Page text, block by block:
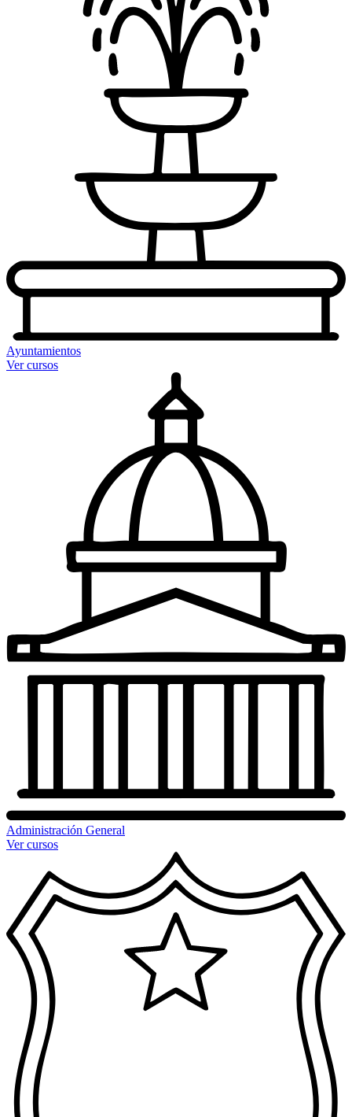
Ayuntamientos
Ver cursos
Administración General
Ver cursos